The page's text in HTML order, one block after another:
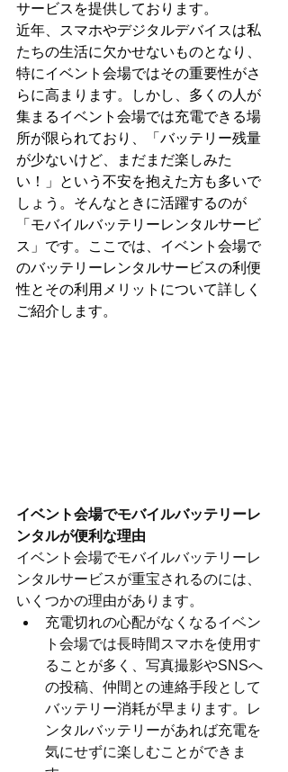
サービスを提供しております。
近年、スマホやデジタルデバイスは私
たちの生活に欠かせないものとなり、
特にイベント会場ではその重要性がさ
らに高まります。しかし、多くの人が
集まるイベント会場では充電できる場
所が限られており、「バッテリー残量
が少ないけど、まだまだ楽しみた
い！」という不安を抱えた方も多いで
しょう。そんなときに活躍するのが
「モバイルバッテリーレンタルサービ
ス」です。ここでは、イベント会場で
のバッテリーレンタルサービスの利便
性とその利用メリットについて詳しく
ご紹介します。
イベント会場でモバイルバッテリーレ
ンタルが便利な理由
イベント会場でモバイルバッテリーレ
ンタルサービスが重宝されるのには、
いくつかの理由があります。
充電切れの心配がなくなるイベン
ト会場では長時間スマホを使用す
ることが多く、写真撮影やSNSへ
の投稿、仲間との連絡手段として
バッテリー消耗が早まります。レ
ンタルバッテリーがあれば充電を
気にせずに楽しむことができま